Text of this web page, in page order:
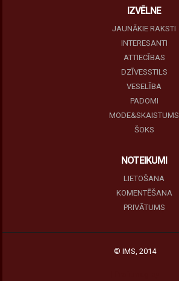
IZVĒLNE
JAUNĀKIE RAKSTI
INTERESANTI
ATTIECĪBAS
DZĪVESSTILS
VESELĪBA
PADOMI
MODE&SKAISTUMS
ŠOKS
NOTEIKUMI
LIETOŠANA
KOMENTĒŠANA
PRIVĀTUMS
© IMS, 2014